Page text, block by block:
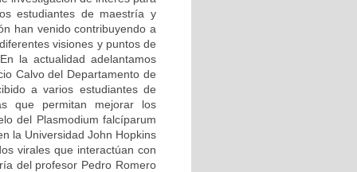
estudiantes de maestría y
han venido contribuyendo a
visiones y puntos de
la actualidad adelantamos
Calvo del Departamento de
a varios estudiantes de
que permitan mejorar los
del Plasmodium falcíparum
la Universidad John Hopkins
virales que interactúan con
del profesor Pedro Romero